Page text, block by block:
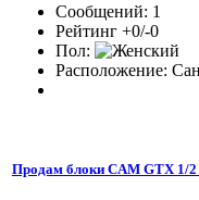
Сообщений: 1
Рейтинг +0/-0
Пол:
Расположение:
Продам блоки CAM GTX 1/2